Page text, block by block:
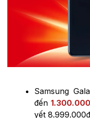
Samsung
đến
yết